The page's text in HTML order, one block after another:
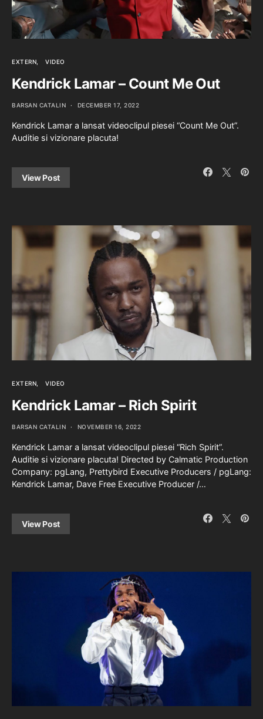
EXTERN VIDEO
Kendrick Lamar – Count Me Out
BARSAN CATALIN DECEMBER 17, 2022
Kendrick Lamar a lansat videoclipul piesei “Count Me Out”.
Auditie si vizionare placuta!
View Post
EXTERN VIDEO
Kendrick Lamar – Rich Spirit
BARSAN CATALIN NOVEMBER 16, 2022
Kendrick Lamar a lansat videoclipul piesei “Rich Spirit”.
Auditie si vizionare placuta! Directed by Calmatic Production
Company: pgLang, Prettybird Executive Producers / pgLang:
Kendrick Lamar, Dave Free Executive Producer /…
View Post